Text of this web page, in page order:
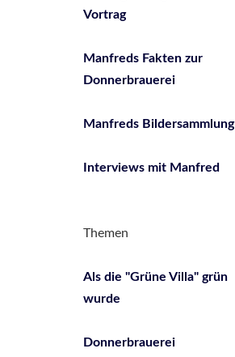
Vortrag
Manfreds Fakten zur
Donnerbrauerei
Manfreds Bildersammlung
Interviews mit Manfred
Themen
Als die "Grüne Villa" grün
wurde
Donnerbrauerei